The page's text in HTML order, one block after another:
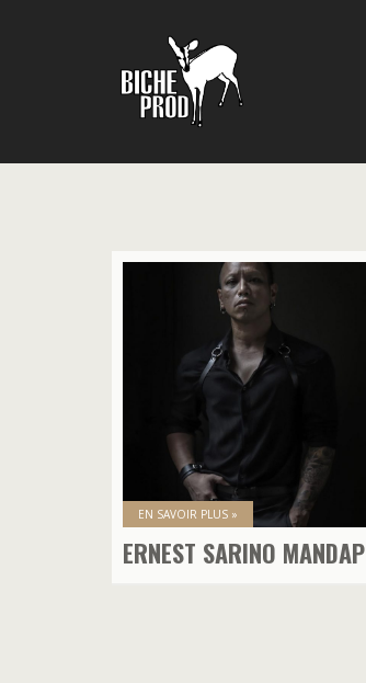
EN SAVOIR PLUS »
ERNEST SARINO MANDAP